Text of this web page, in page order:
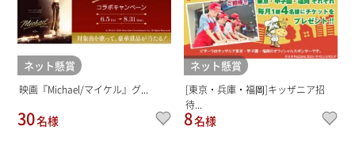
ネット懸賞
映画『Michael/マイケル』グ...
30名様
ネット懸賞
[東京・兵庫・福岡]キッザニア招
待...
8名様